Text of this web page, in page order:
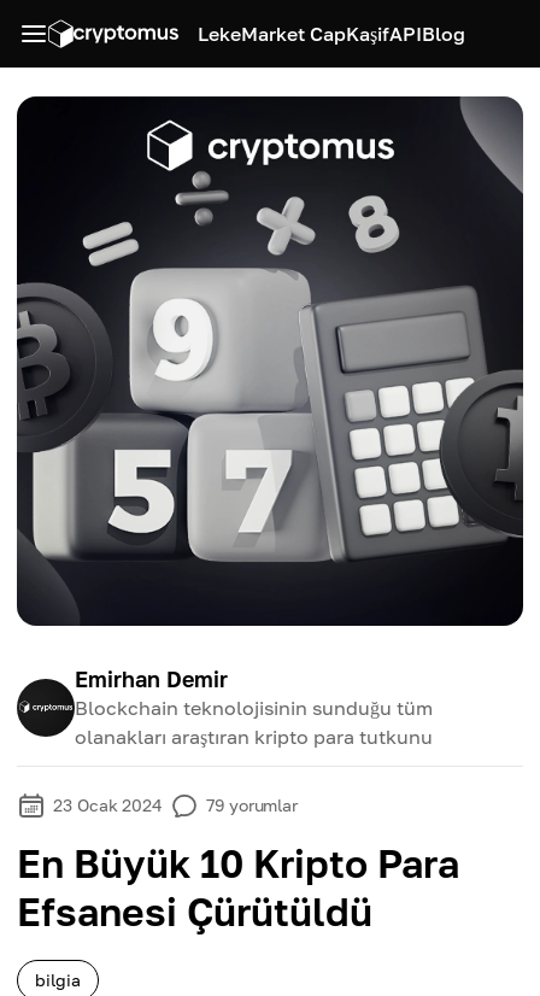
LekeMarket CapKaşifAPIBlog
Emirhan Demir
Blockchain teknolojisinin sunduğu tüm
olanakları araştıran kripto para tutkunu
23 Ocak 2024 79 yorumlar
En Büyük 10 Kripto Para
Efsanesi Çürütüldü
bilgia